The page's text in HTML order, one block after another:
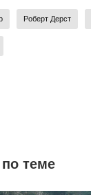
Роберт Дерст
теме